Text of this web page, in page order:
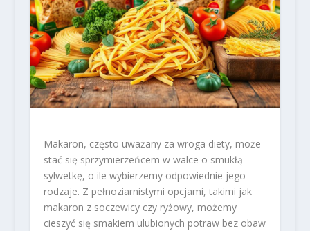
Makaron, często uważany za wroga diety, może
stać się sprzymierzeńcem w walce o smukłą
sylwetkę, o ile wybierzemy odpowiednie jego
rodzaje. Z pełnoziarnistymi opcjami, takimi jak
makaron z soczewicy czy ryżowy, możemy
cieszyć się smakiem ulubionych potraw bez obaw